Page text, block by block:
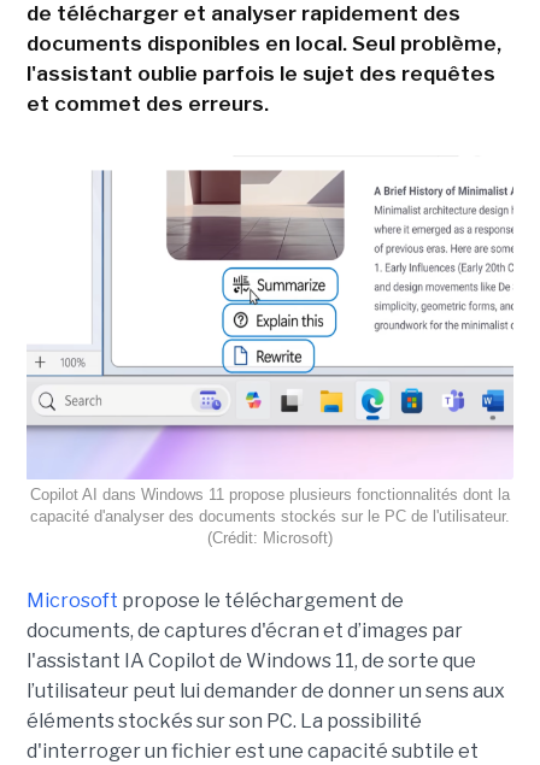
de télécharger et analyser rapidement des
documents disponibles en local. Seul problème,
l'assistant oublie parfois le sujet des requêtes
et commet des erreurs.
Copilot AI dans Windows 11 propose plusieurs fonctionnalités dont la
capacité d'analyser des documents stockés sur le PC de l'utilisateur.
(Crédit: Microsoft)
Microsoft propose le téléchargement de
documents, de captures d'écran et d’images par
l'assistant IA Copilot de Windows 11, de sorte que
l’utilisateur peut lui demander de donner un sens aux
éléments stockés sur son PC. La possibilité
d'interroger un fichier est une capacité subtile et